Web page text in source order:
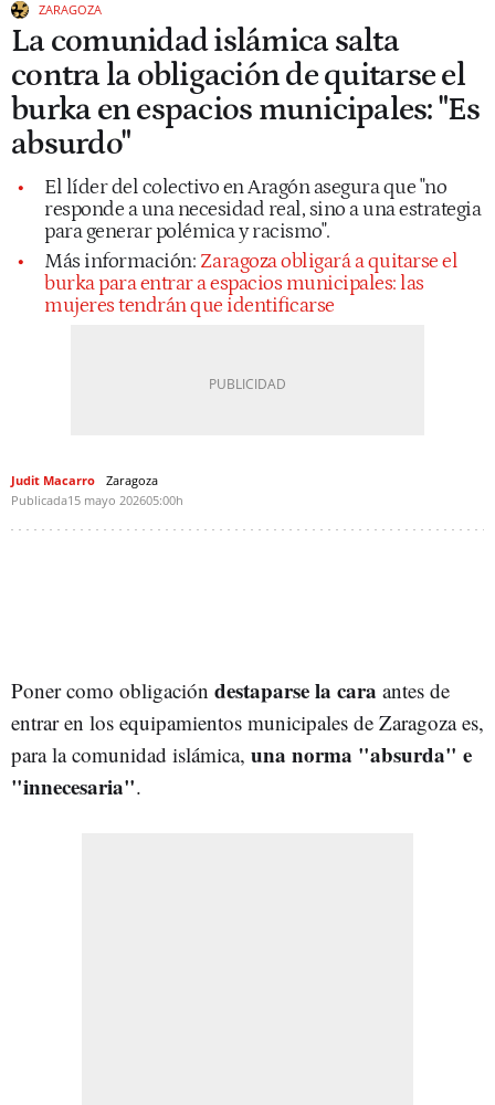
ZARAGOZA
La comunidad islámica salta
contra la obligación de quitarse el
burka en espacios municipales: "Es
absurdo"
El líder del colectivo en Aragón asegura que "no
responde a una necesidad real, sino a una estrategia
para generar polémica y racismo".
Más información: Zaragoza obligará a quitarse el
burka para entrar a espacios municipales: las
mujeres tendrán que identificarse
Judit Macarro
Zaragoza
Publicada15 mayo 202605:00h
Poner como obligación destaparse la cara antes de
entrar en los equipamientos municipales de Zaragoza es,
para la comunidad islámica, una norma "absurda" e
"innecesaria".